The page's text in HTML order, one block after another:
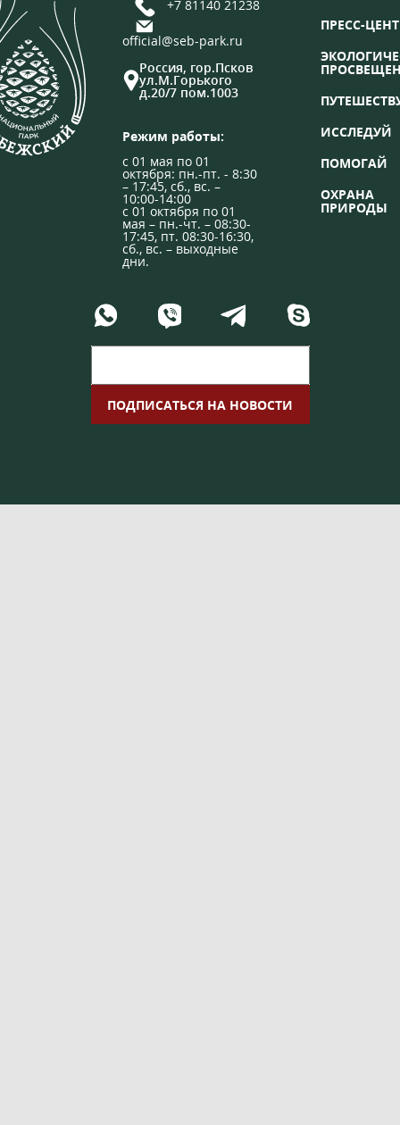
+7 81140 21238
official@seb-park.ru
Россия, гор.Псков
ул.М.Горького
д.20/7 пом.1003
Режим работы:
с 01 мая по 01
октября: пн.-пт. - 8:30
– 17:45, сб., вс. –
10:00-14:00
с 01 октября по 01
мая – пн.-чт. – 08:30-
17:45, пт. 08:30-16:30,
сб., вс. – выходные
дни.
ПРЕСС-
ИССЛЕДУЙ
ПОМОГАЙ
ОХРАНА
ПРИРОДЫ